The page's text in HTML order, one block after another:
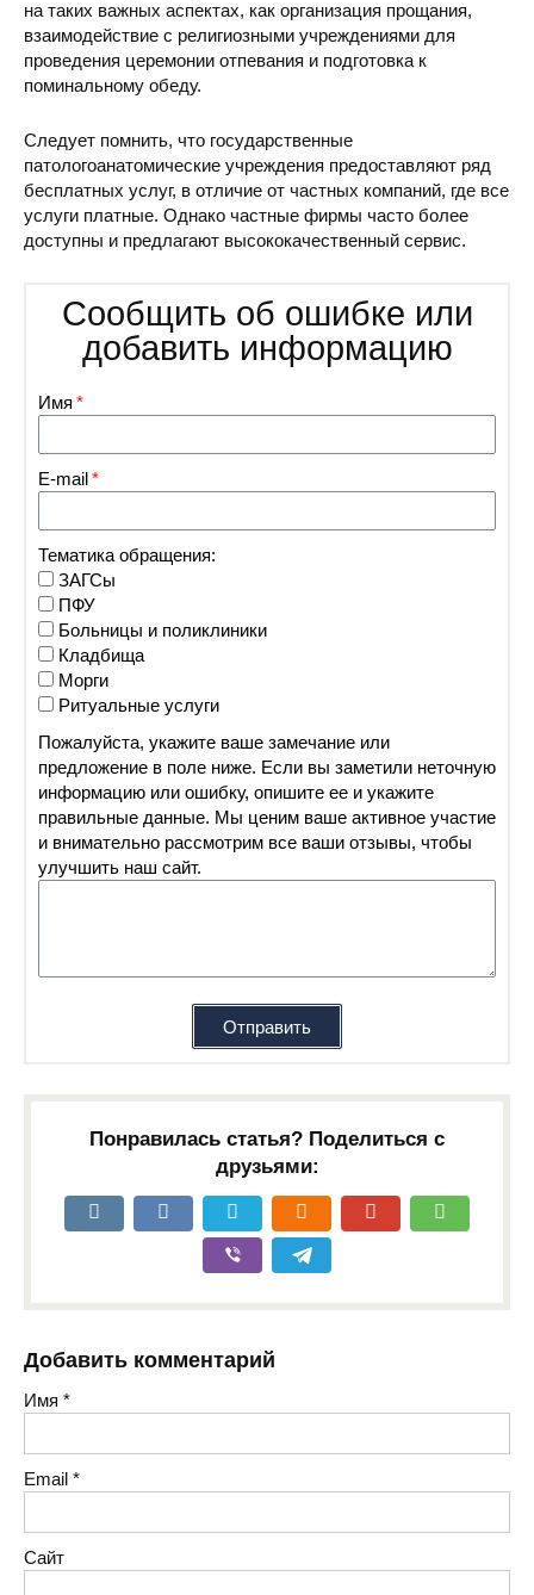
на таких важных аспектах, как организация прощания,
взаимодействие с религиозными учреждениями для
проведения церемонии отпевания и подготовка к
поминальному обеду.
Следует помнить, что государственные
патологоанатомические учреждения предоставляют ряд
бесплатных услуг, в отличие от частных компаний, где все
услуги платные. Однако частные фирмы часто более
доступны и предлагают высококачественный сервис.
Сообщить об ошибке или
добавить информацию
Имя
E-mail
Тематика обращения:
ЗАГСы
ПФУ
Больницы и поликлиники
Кладбища
Морги
Ритуальные услуги
Пожалуйста, укажите ваше замечание или
предложение в поле ниже. Если вы заметили неточную
информацию или ошибку, опишите ее и укажите
правильные данные. Мы ценим ваше активное участие
и внимательно рассмотрим все ваши отзывы, чтобы
улучшить наш сайт.
Отправить
Понравилась статья? Поделиться с
друзьями:
Добавить комментарий
Имя *
Email *
Сайт